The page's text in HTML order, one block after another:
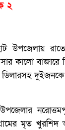
২
উপজেলায়
কালো বাজারে
মৃত